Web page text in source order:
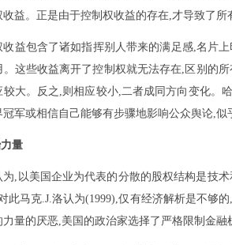
益。正是由于控制权收益的存在,才导致了
收益包含了诸如指挥别人带来的满足感,名片
。这些收益离开了控制权就无法存在,区别的
较大。反之,则相应较小,二者成同方向变化。
军或相信自己能够有步骤地影响公众舆论,
量
为,以美国企业为代表的分散的股权结构是技
此马克.J.洛认为(1999),仅有经济解析是不够
力量的厌恶,美国的政治家选择了严格限制金